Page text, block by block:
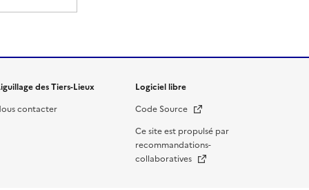
des Tiers-Lieux
contacter
Logiciel libre
Code Source Nouvelle fenêtre
Ce site est propulsé par
recommandations-
collaboratives Nouvelle fenêtre